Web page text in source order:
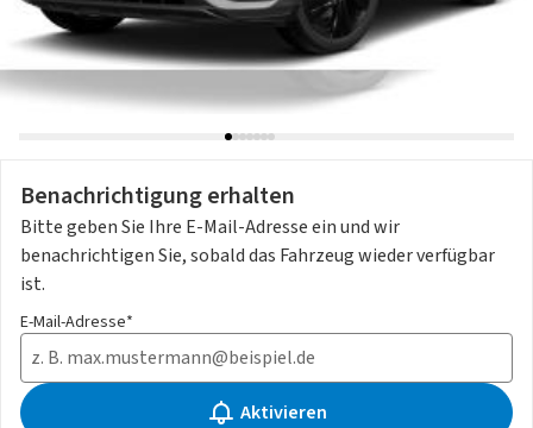
Benachrichtigung erhalten
Bitte geben Sie Ihre E-Mail-Adresse ein und wir
benachrichtigen Sie, sobald das Fahrzeug wieder verfügbar
ist.
E-Mail-Adresse*
Aktivieren